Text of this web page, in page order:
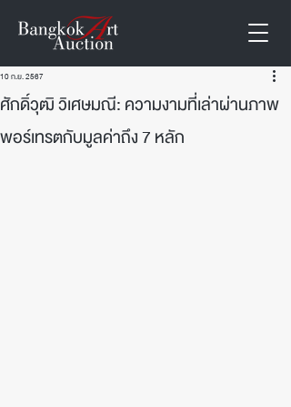
ศักดิ์วุฒิ วิเศษมณี: ความงามที่เล่าผ่านภาพ
พอร์เทรตกับมูลค่าถึง 7 หลัก
10 ก.ย. 2567